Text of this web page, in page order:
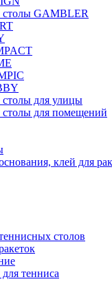
столы GAMBLER
для улицы
для помещений
клей для
столов
тенниса